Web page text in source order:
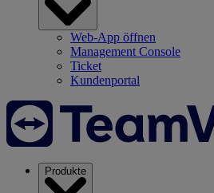
Web-App öffnen
Management Console
Ticket
Kundenportal
Produkte